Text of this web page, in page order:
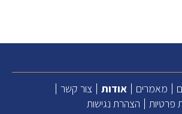
מאמרים אודות
צור קשר
פרטיות הצהרת נגישות